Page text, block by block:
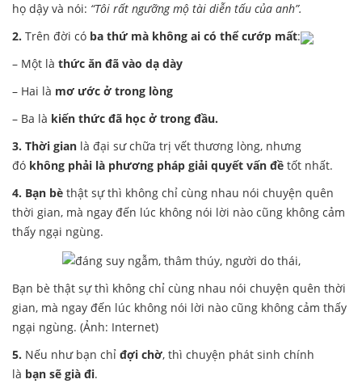
họ dậy và nói: “Tôi rất ngưỡng mộ tài diễn tấu của anh”.
2. Trên đời có ba thứ mà không ai có thể cướp mất:
– Một là thức ăn đã vào dạ dày
– Hai là mơ ước ở trong lòng
– Ba là kiến thức đã học ở trong đầu.
3. Thời gian là đại sư chữa trị vết thương lòng, nhưng
đó không phải là phương pháp giải quyết vấn đề tốt nhất.
4. Bạn bè thật sự thì không chỉ cùng nhau nói chuyện quên
thời gian, mà ngay đến lúc không nói lời nào cũng không cảm
thấy ngại ngùng.
Bạn bè thật sự thì không chỉ cùng nhau nói chuyện quên thời
gian, mà ngay đến lúc không nói lời nào cũng không cảm thấy
ngại ngùng. (Ảnh: Internet)
5. Nếu như bạn chỉ đợi chờ, thì chuyện phát sinh chính
là bạn sẽ già đi.